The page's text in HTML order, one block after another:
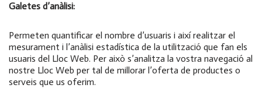
Galetes d’anàlisi:
Permeten quantificar el nombre d’usuaris i així realitzar el
mesurament i l’anàlisi estadística de la utilització que fan els
usuaris del Lloc Web. Per això s’analitza la vostra navegació al
nostre Lloc Web per tal de millorar l’oferta de productes o
serveis que us oferim.